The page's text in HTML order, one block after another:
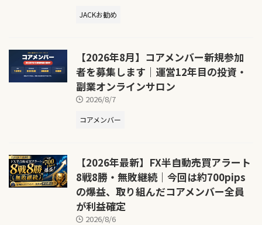
JACKお勧め
【2026年8月】コアメンバー新規参加
者を募集します｜運営12年目の投資・
副業オンラインサロン
2026/8/7
コアメンバー
【2026年最新】FX半自動売買アラート
8戦8勝・無敗継続｜今回は約700pips
の爆益、取り組んだコアメンバー全員
が利益確定
2026/8/6